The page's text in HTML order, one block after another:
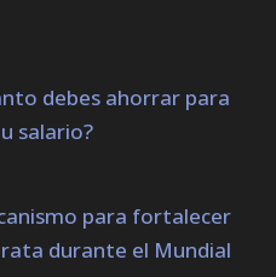
debes ahorrar para
salario?
para fortalecer
durante el Mundial